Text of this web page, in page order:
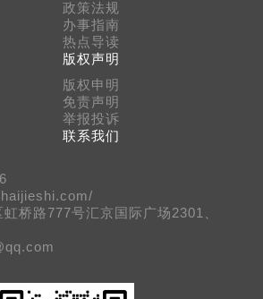
政策法规
办事指南
热点导读
版权声明
版权申明
免责声明
举报投诉
联系我们
桥路777号汇京国际广场2301、